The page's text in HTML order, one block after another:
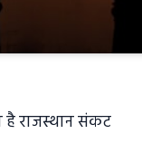
राजस्थान संकट